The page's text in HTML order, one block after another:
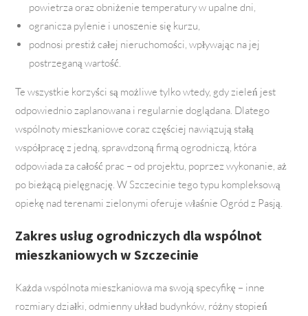
powietrza oraz obniżenie temperatury w upalne dni,
ogranicza pylenie i unoszenie się kurzu,
podnosi prestiż całej nieruchomości, wpływając na jej
postrzeganą wartość.
Te wszystkie korzyści są możliwe tylko wtedy, gdy zieleń jest
odpowiednio zaplanowana i regularnie doglądana. Dlatego
wspólnoty mieszkaniowe coraz częściej nawiązują stałą
współpracę z jedną, sprawdzoną firmą ogrodniczą, która
odpowiada za całość prac – od projektu, poprzez wykonanie, aż
po bieżącą pielęgnację. W Szczecinie tego typu kompleksową
opiekę nad terenami zielonymi oferuje właśnie Ogród z Pasją.
Zakres usług ogrodniczych dla wspólnot
mieszkaniowych w Szczecinie
Każda wspólnota mieszkaniowa ma swoją specyfikę – inne
rozmiary działki, odmienny układ budynków, różny stopień